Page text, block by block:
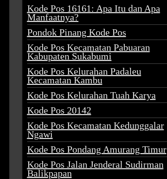
Kode Pos 16161: Apa Itu dan Apa
Manfaatnya?
Pondok Pinang Kode Pos
Kode Pos Kecamatan Pabuaran
Kabupaten Sukabumi
Kode Pos Kelurahan Padaleu
Kecamatan Kambu
Kode Pos Kelurahan Tuah Karya
Kode Pos 20142
Kode Pos Kecamatan Kedunggalar
Ngawi
Kode Pos Pondang Amurang Timur
Kode Pos Jalan Jenderal Sudirman
Balikpapan